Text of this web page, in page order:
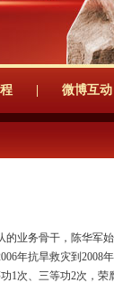
程 微博互
的业务骨干，陈华军
年抗旱救灾到2008
1次、三等功2次，荣